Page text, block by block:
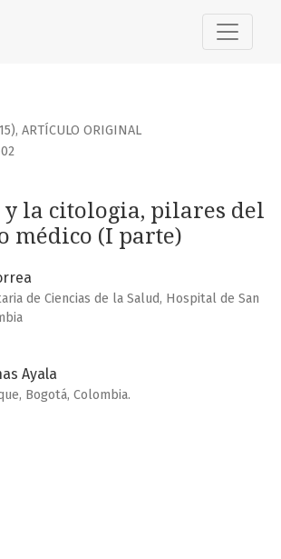
pilares del diagnóstico médico (I
, ARTÍCULO ORIGINAL
la citologia, pilares del
médico (I parte)
de Ciencias de la Salud, Hospital de San
Ayala
Bogotá, Colombia.